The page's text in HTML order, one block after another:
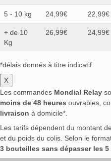
5 - 10 kg 24,99€ 22,99€
+ de 10
Kg
26,99€ 24,99€
*délais donnés à titre indicatif
X
Les commandes Mondial Relay
moins de 48 heures ouvrables,
livraison à domicile*.
Les tarifs dépendent du montant
et du poids du colis. Selon le
3 bouteilles sans dépasser les 5